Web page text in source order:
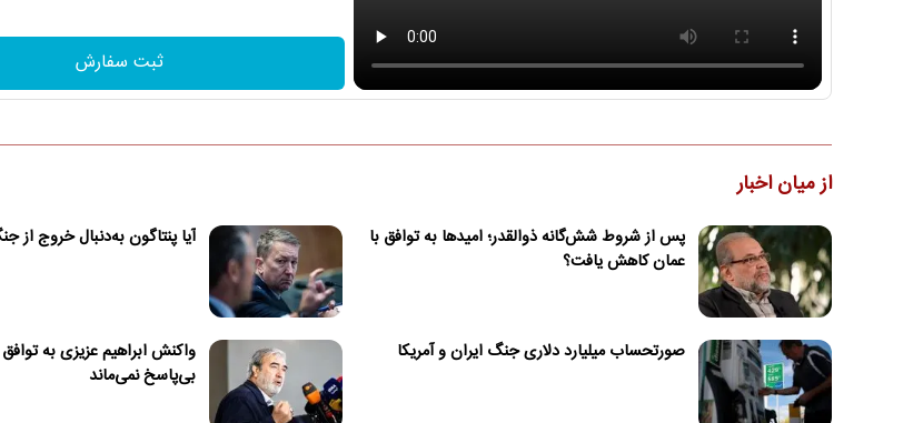
ثبت سفارش
از میان اخبار
پس از شروط شش‌گانه ذوالقدر؛ امیدها به توافق با
عمان کاهش یافت؟
آیا پنتاگون به‌دنبال خروج از
صورتحساب میلیارد دلاری جنگ ایران و آمریکا
واکنش ابراهیم عزیزی به
بی‌پاسخ نمی‌ماند